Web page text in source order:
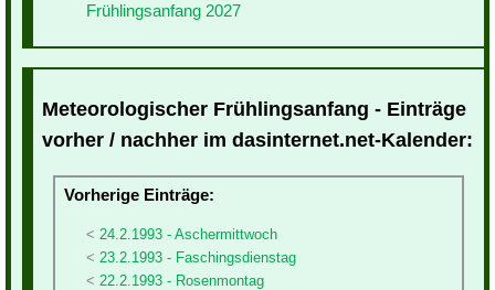
Frühlingsanfang 2027
Meteorologischer Frühlingsanfang - Einträge
vorher / nachher im dasinternet.net-Kalender:
Vorherige Einträge:
24.2.1993 - Aschermittwoch
23.2.1993 - Faschingsdienstag
22.2.1993 - Rosenmontag